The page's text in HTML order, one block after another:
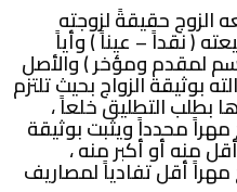
الزوج حقيقةً لزوجته
( نقداً – عيناً ) وأياً
لمقدم ومؤخر ) والأصل
بوثيقة الزواج بحيث تلتزم
بطلب التطليق خلعاً ،
محدداً ويثبت بوثيقة
منه أو أكبر منه ،
مهراً أقل تفادياً لمصاريف